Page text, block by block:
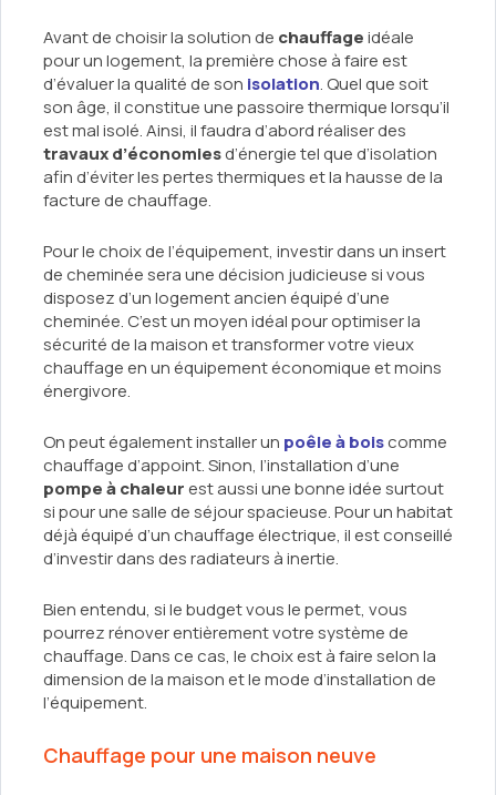
Avant de choisir la solution de chauffageidéale
pour un logement, la première chose à faire est
d’évaluer la qualité de son isolation. Quel que soit
son âge, il constitue une passoire thermique lorsqu’il
est mal isolé. Ainsi, il faudra d’abord réaliser des
travaux d’économiesd’énergie tel que d’isolation
afin d’éviter les pertes thermiques et la hausse de la
facture de chauffage.
Pour le choix de l’équipement, investir dans un insert
de cheminée sera une décision judicieuse si vous
disposez d’un logement ancien équipé d’une
cheminée. C’est un moyen idéal pour optimiser la
sécurité de la maison et transformer votre vieux
chauffage en un équipement économique et moins
énergivore.
On peut également installer un poêle à boiscomme
chauffage d’appoint. Sinon, l’installation d’une
pompe à chaleurest aussi une bonne idée surtout
si pour une salle de séjour spacieuse. Pour un habitat
déjà équipé d’un chauffage électrique, il est conseillé
d’investir dans des radiateurs à inertie.
Bien entendu, si le budget vous le permet, vous
pourrez rénover entièrement votre système de
chauffage. Dans ce cas, le choix est à faire selon la
dimension de la maison et le mode d’installation de
l’équipement.
Chauffage pour une maison neuve